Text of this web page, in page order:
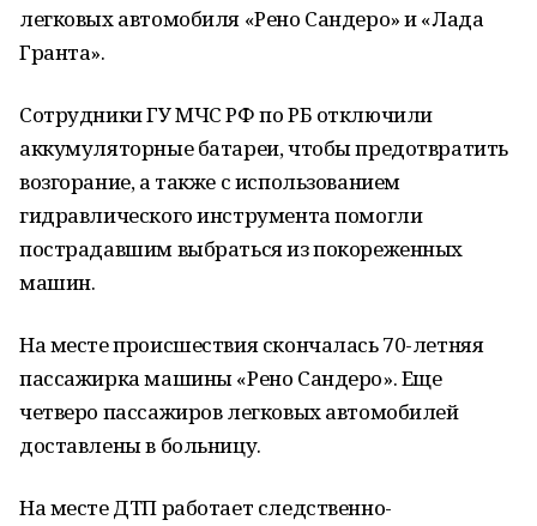
легковых автомобиля «Рено Сандеро» и «Лада
Гранта».
Сотрудники ГУ МЧС РФ по РБ отключили
аккумуляторные батареи, чтобы предотвратить
возгорание, а также с использованием
гидравлического инструмента помогли
пострадавшим выбраться из покореженных
машин.
На месте происшествия скончалась 70-летняя
пассажирка машины «Рено Сандеро». Еще
четверо пассажиров легковых автомобилей
доставлены в больницу.
На месте ДТП работает следственно-